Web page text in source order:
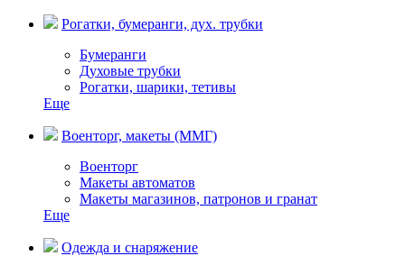
Рогатки, бумеранги, дух. трубки
Бумеранги
Духовые трубки
Рогатки, шарики, тетивы
Еще
Военторг, макеты (ММГ)
Военторг
Макеты автоматов
Макеты магазинов, патронов и гранат
Еще
Одежда и снаряжение